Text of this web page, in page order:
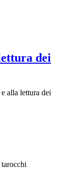
dei
alla lettura dei